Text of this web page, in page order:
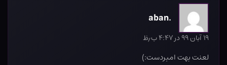
.aban
۱۹ آبان ۹۹ در ۴:۴۷ ب٫ظ
لعنت بهت امبردست:)